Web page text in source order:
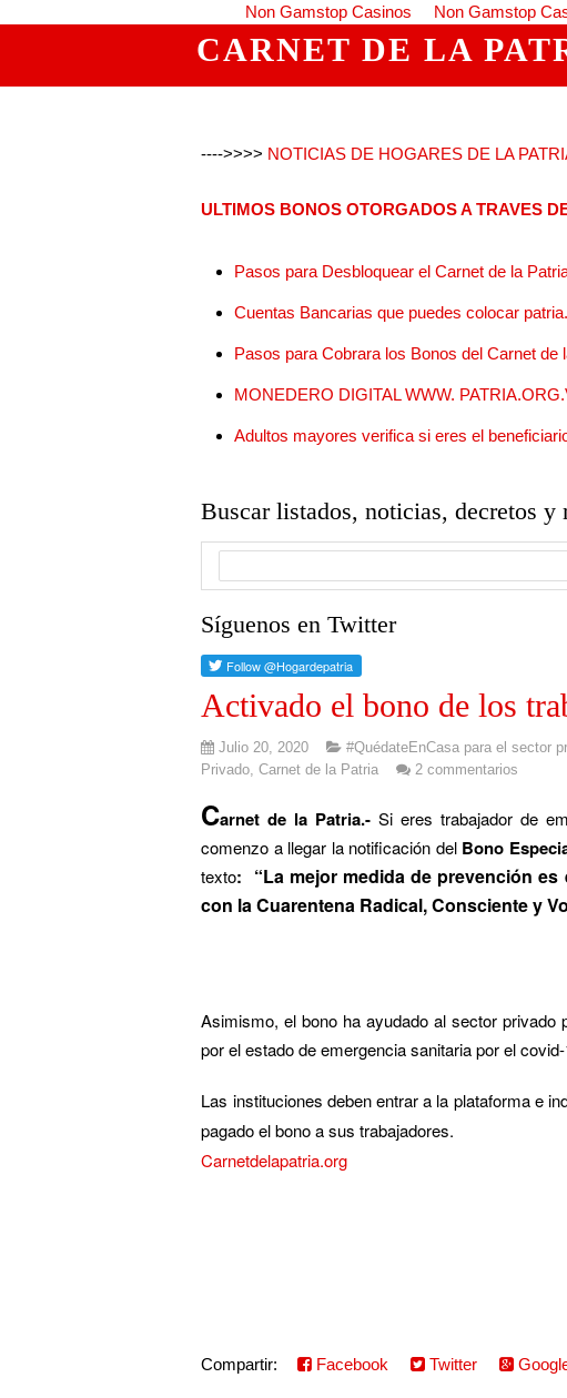
Non Gamstop Casinos Non Gamstop
CARNET DE LA
---->>>> NOTICIAS DE HOGARES DE LA
ULTIMOS BONOS OTORGADOS A TRAVES
Pasos para Desbloquear el Carnet de la
Cuentas Bancarias que puedes colocar
Pasos para Cobrara los Bonos del Carnet de
MONEDERO DIGITAL WWW.
Adultos mayores verifica si eres el
Buscar listados, noticias, decretos y
Síguenos en Twitter
Activado el bono de los
Julio 20, 2020 #QuédateEnCasa para el sector
Privado ,Carnet de la Patria 2 commentarios
Carnet de la Patria.-Si eres trabajador de
comenzo a llegar la notificación del Bono
texto: “La mejor medida de prevención
con la Cuarentena Radical, Consciente y
Asimismo, el bono ha ayudado al sector privado
por el estado de emergencia sanitaria por el
Las instituciones deben entrar a la plataforma e
pagado el bono a sus trabajadores.
Carnetdelapatria.org
Compartir: Facebook Twitter